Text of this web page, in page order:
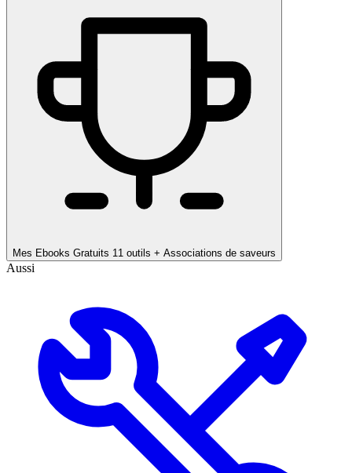
Mes Ebooks Gratuits 11 outils + Associations de saveurs
Aussi